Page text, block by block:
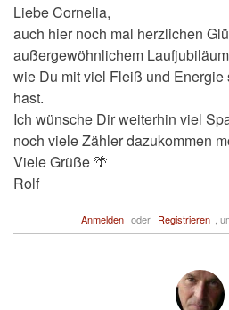
Liebe Cornelia,
auch hier noch mal herzlichen
außergewöhnlichem
wie Du mit viel Fleiß und
hast.
Ich wünsche Dir weiterhin viel
noch viele Zähler dazukommen
Viele Grüße 🌴
Rolf
Anmelden oder Registrieren ,